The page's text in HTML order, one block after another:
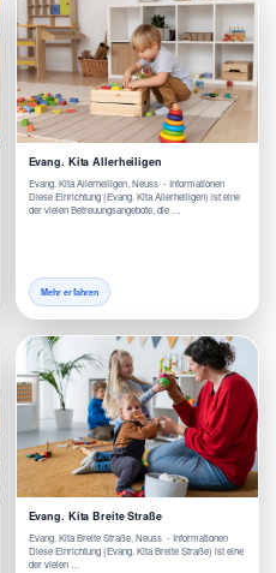
Evang. Kita Allerheiligen
Evang. Kita Allerheiligen, Neuss - Informationen
Diese Einrichtung (Evang. Kita Allerheiligen) ist eine
der vielen Betreuungsangebote, die …
Mehr erfahren
Evang. Kita Breite Straße
Evang. Kita Breite Straße, Neuss - Informationen
Diese Einrichtung (Evang. Kita Breite Straße) ist eine
der vielen …